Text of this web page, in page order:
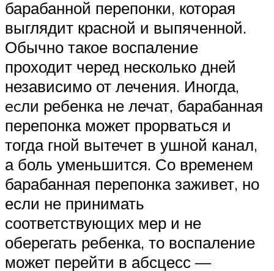
барабанной перепонки, которая
выглядит красной и выпяченной.
Обычно такое воспаление
проходит черед несколько дней
независимо от лечения. Иногда,
ecли ребенка не лечат, барабанная
перепонка может прорваться и
тогда гной вытечет в ушной канал,
а боль уменьшится. Со временем
барабанная перепонка заживет, но
если не принимать
соответствующих мер и не
оберегать ребенка, то воспаление
может перейти в абсцесс —